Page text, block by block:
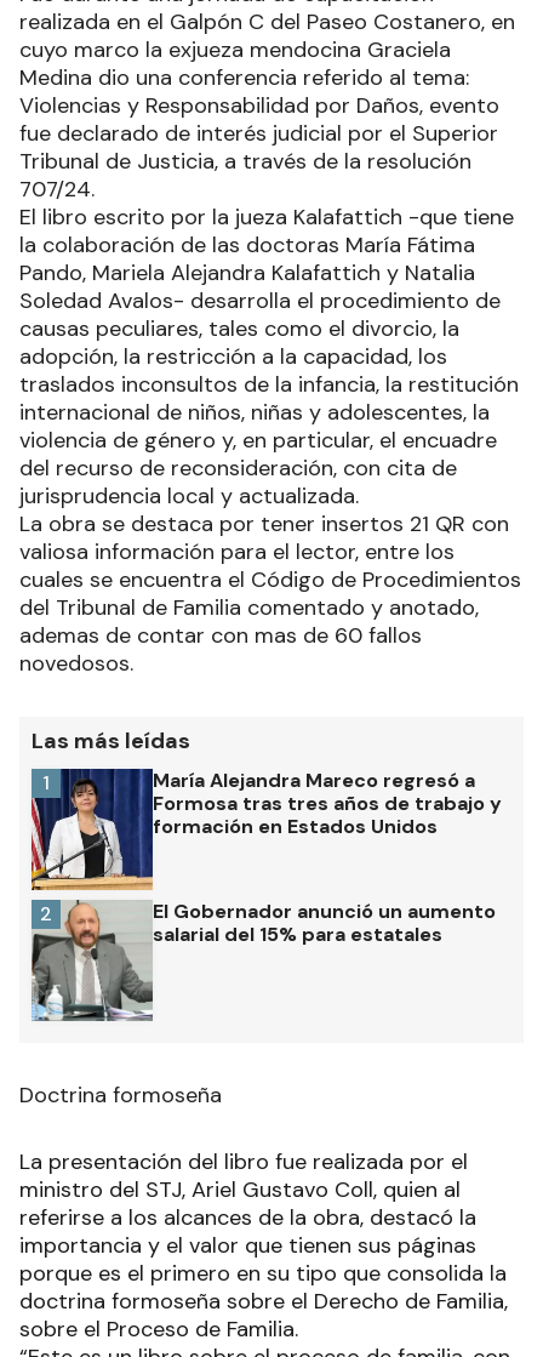
realizada en el Galpón C del Paseo Costanero, en
cuyo marco la exjueza mendocina Graciela
Medina dio una conferencia referido al tema:
Violencias y Responsabilidad por Daños, evento
fue declarado de interés judicial por el Superior
Tribunal de Justicia, a través de la resolución
707/24.
El libro escrito por la jueza Kalafattich -que tiene
la colaboración de las doctoras María Fátima
Pando, Mariela Alejandra Kalafattich y Natalia
Soledad Avalos- desarrolla el procedimiento de
causas peculiares, tales como el divorcio, la
adopción, la restricción a la capacidad, los
traslados inconsultos de la infancia, la restitución
internacional de niños, niñas y adolescentes, la
violencia de género y, en particular, el encuadre
del recurso de reconsideración, con cita de
jurisprudencia local y actualizada.
La obra se destaca por tener insertos 21 QR con
valiosa información para el lector, entre los
cuales se encuentra el Código de Procedimientos
del Tribunal de Familia comentado y anotado,
ademas de contar con mas de 60 fallos
novedosos.
Las más leídas
María Alejandra Mareco regresó a
Formosa tras tres años de trabajo y
formación en Estados Unidos
1
El Gobernador anunció un aumento
salarial del 15% para estatales
2
Doctrina formoseña
La presentación del libro fue realizada por el
ministro del STJ, Ariel Gustavo Coll, quien al
referirse a los alcances de la obra, destacó la
importancia y el valor que tienen sus páginas
porque es el primero en su tipo que consolida la
doctrina formoseña sobre el Derecho de Familia,
sobre el Proceso de Familia.